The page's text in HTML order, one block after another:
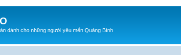
dành cho những người yêu mến Quảng Bình